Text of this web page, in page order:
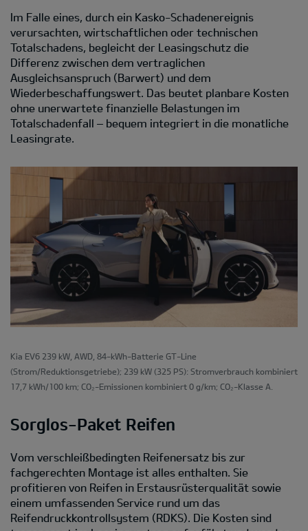
Im Falle eines, durch ein Kasko-Schadenereignis
verursachten, wirtschaftlichen oder technischen
Totalschadens, begleicht der Leasingschutz die
Differenz zwischen dem vertraglichen
Ausgleichsanspruch (Barwert) und dem
Wiederbeschaffungswert. Das beutet planbare Kosten
ohne unerwartete finanzielle Belastungen im
Totalschadenfall – bequem integriert in die monatliche
Leasingrate.
Kia EV6 239 kW, AWD, 84-kWh-Batterie GT-Line
(Strom/Reduktionsgetriebe); 239 kW (325 PS): Stromverbrauch kombiniert
17,7 kWh/100 km; CO₂-Emissionen kombiniert 0 g/km; CO₂-Klasse A.
Sorglos-Paket Reifen
Vom verschleißbedingten Reifenersatz bis zur
fachgerechten Montage ist alles enthalten. Sie
profitieren von Reifen in Erstausrüsterqualität sowie
einem umfassenden Service rund um das
Reifendruckkontrollsystem (RDKS). Die Kosten sind